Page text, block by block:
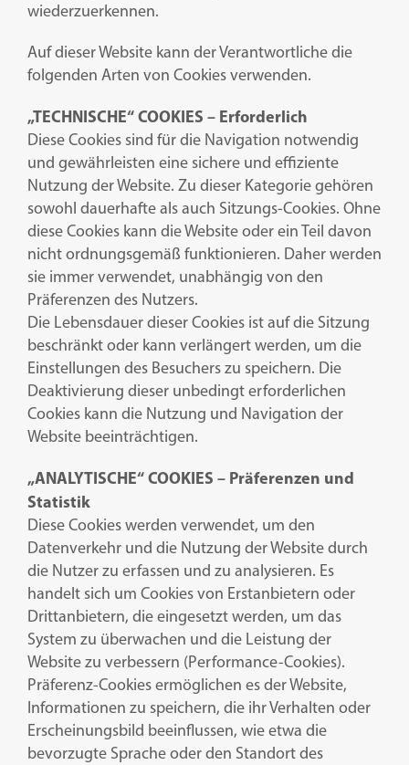
wiederzuerkennen.
Auf dieser Website kann der Verantwortliche die
folgenden Arten von Cookies verwenden.
„TECHNISCHE“ COOKIES – Erforderlich
Diese Cookies sind für die Navigation notwendig
und gewährleisten eine sichere und effiziente
Nutzung der Website. Zu dieser Kategorie gehören
sowohl dauerhafte als auch Sitzungs-Cookies. Ohne
diese Cookies kann die Website oder ein Teil davon
nicht ordnungsgemäß funktionieren. Daher werden
sie immer verwendet, unabhängig von den
Präferenzen des Nutzers.
Die Lebensdauer dieser Cookies ist auf die Sitzung
beschränkt oder kann verlängert werden, um die
Einstellungen des Besuchers zu speichern. Die
Deaktivierung dieser unbedingt erforderlichen
Cookies kann die Nutzung und Navigation der
Website beeinträchtigen.
„ANALYTISCHE“ COOKIES – Präferenzen und
Statistik
Diese Cookies werden verwendet, um den
Datenverkehr und die Nutzung der Website durch
die Nutzer zu erfassen und zu analysieren. Es
handelt sich um Cookies von Erstanbietern oder
Drittanbietern, die eingesetzt werden, um das
System zu überwachen und die Leistung der
Website zu verbessern (Performance-Cookies).
Präferenz-Cookies ermöglichen es der Website,
Informationen zu speichern, die ihr Verhalten oder
Erscheinungsbild beeinflussen, wie etwa die
bevorzugte Sprache oder den Standort des